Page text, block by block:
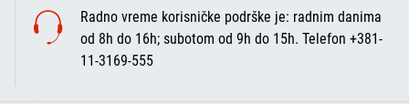
Radno vreme korisničke podrške je: radnim danima
od 8h do 16h; subotom od 9h do 15h. Telefon +381-
11-3169-555